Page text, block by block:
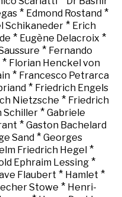
* Edmond Rostand *
Schikaneder * Erich
* Eugène Delacroix *
* Fernando
* Florian Henckel von
* Francesco Petrarca
* Friedrich Engels
Nietzsche * Friedrich
Schiller * Gabriele
* Gaston Bachelard
Sand * Georges
Friedrich Hegel *
Ephraim Lessing *
Flaubert * Hamlet *
Stowe * Henri-